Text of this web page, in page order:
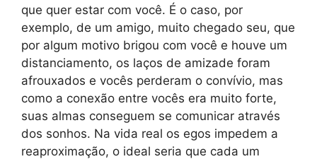
que quer estar com você. É o caso, por
exemplo, de um amigo, muito chegado seu, que
por algum motivo brigou com você e houve um
distanciamento, os laços de amizade foram
afrouxados e vocês perderam o convívio, mas
como a conexão entre vocês era muito forte,
suas almas conseguem se comunicar através
dos sonhos. Na vida real os egos impedem a
reaproximação, o ideal seria que cada um